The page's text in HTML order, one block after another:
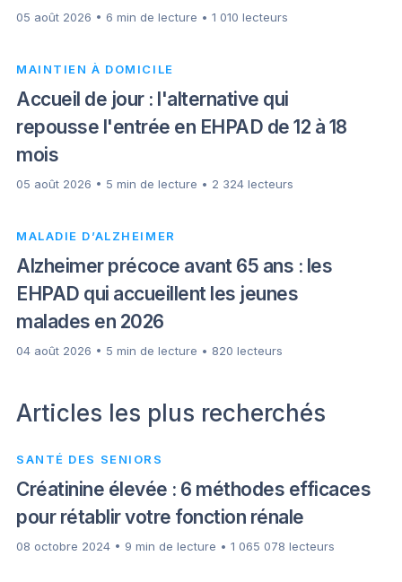
05 août 2026 • 6 min de lecture • 1 010 lecteurs
MAINTIEN À DOMICILE
Accueil de jour : l'alternative qui
repousse l'entrée en EHPAD de 12 à 18
mois
05 août 2026 • 5 min de lecture • 2 324 lecteurs
MALADIE D’ALZHEIMER
Alzheimer précoce avant 65 ans : les
EHPAD qui accueillent les jeunes
malades en 2026
04 août 2026 • 5 min de lecture • 820 lecteurs
Articles les plus recherchés
SANTÉ DES SENIORS
Créatinine élevée : 6 méthodes efficaces
pour rétablir votre fonction rénale
08 octobre 2024 • 9 min de lecture • 1 065 078 lecteurs